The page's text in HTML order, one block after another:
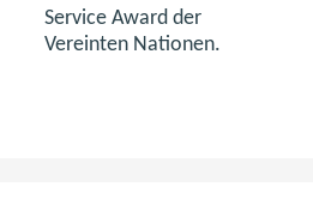
Service Award der
Vereinten Nationen.